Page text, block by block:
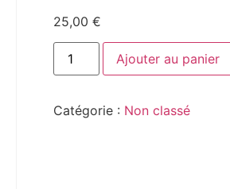
25,00 €
Ajouter au panier
Catégorie : Non classé